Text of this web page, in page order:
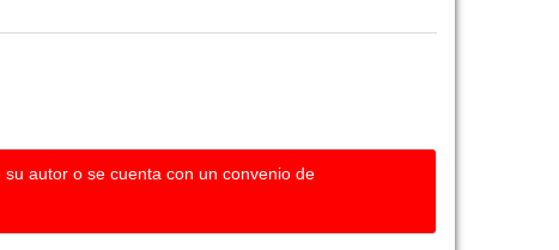
autor o se cuenta con un convenio de